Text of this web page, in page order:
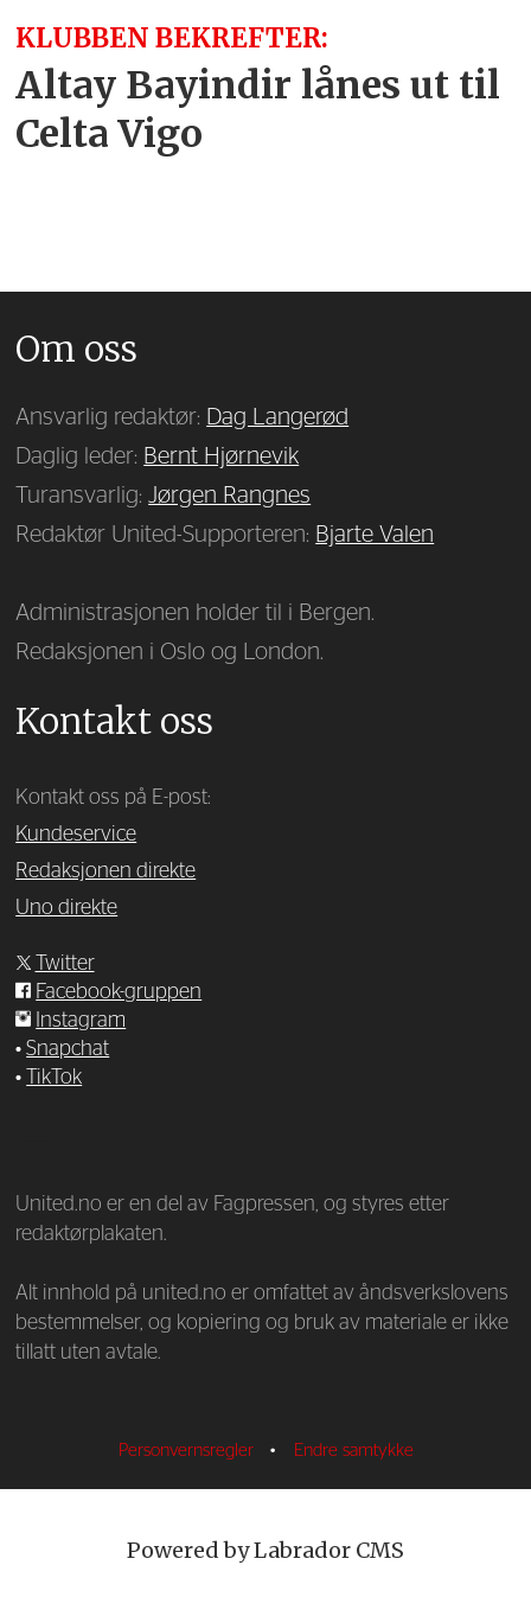
KLUBBEN BEKREFTER:
Altay Bayindir lånes ut til
Celta Vigo
Om oss
Ansvarlig redaktør: Dag Langerød
Daglig leder: Bernt Hjørnevik
Turansvarlig:Jørgen Rangnes
Redaktør United-Supporteren: Bjarte Valen
Administrasjonen holder til i Bergen.
Redaksjonen i Oslo og London.
Kontakt oss
Kontakt oss på E-post:
Kundeservice
Redaksjonen direkte
Uno direkte
Twitter
Facebook-gruppen
Instagram
•Snapchat
•
TikTok
United.no er en del av Fagpressen, og styres etter
redaktørplakaten.
Alt innhold på united.no er omfattet av åndsverkslovens
bestemmelser, og kopiering og bruk av materiale er ikke
tillatt uten avtale.
Personvernsregler • Endre samtykke
Powered by Labrador CMS